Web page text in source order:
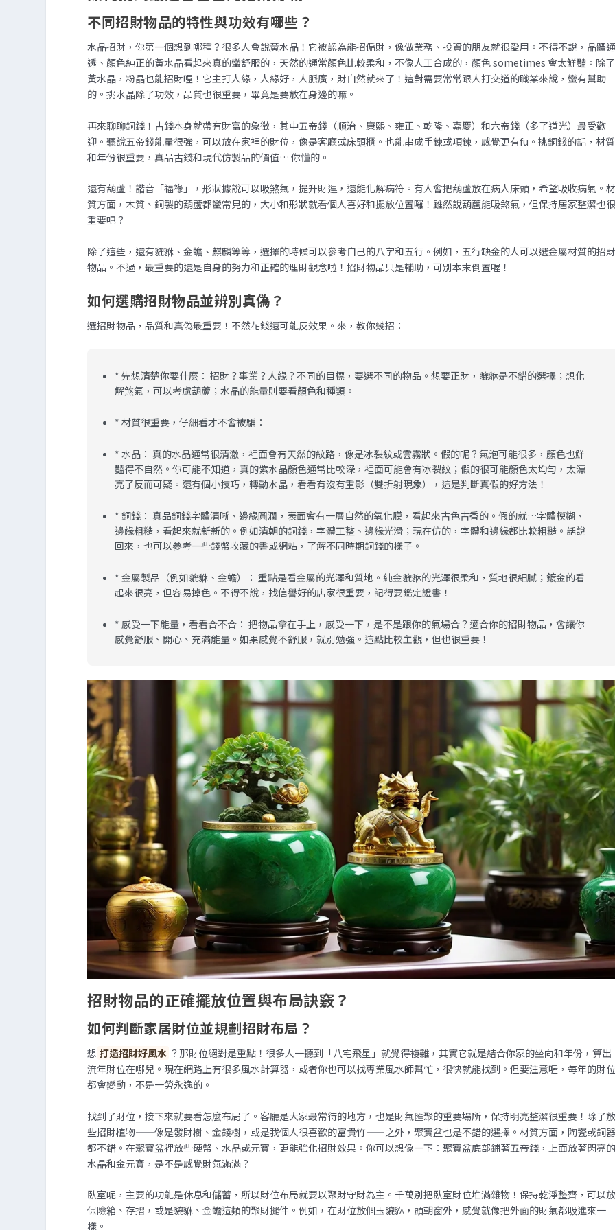
不同招財物品的特性與功效有哪些？
水晶招財，你第一個想到哪種？很多人會說黃水晶！它被認為能招偏財，像做業務、投資的朋友就很愛用。不得不說，晶體通
透、顏色純正的黃水晶看起來真的蠻舒服的，天然的通常顏色比較柔和，不像人工合成的，顏色 sometimes 會太鮮豔。除了
黃水晶，粉晶也能招財喔！它主打人緣，人緣好，人脈廣，財自然就來了！這對需要常常跟人打交道的職業來說，蠻有幫助
的。挑水晶除了功效，品質也很重要，畢竟是要放在身邊的嘛。
再來聊聊銅錢！古錢本身就帶有財富的象徵，其中五帝錢（順治、康熙、雍正、乾隆、嘉慶）和六帝錢（多了道光）最受歡
迎。聽說五帝錢能量很強，可以放在家裡的財位，像是客廳或床頭櫃。也能串成手鍊或項鍊，感覺更有fu。挑銅錢的話，材質
和年份很重要，真品古錢和現代仿製品的價值… 你懂的。
還有葫蘆！諧音「福祿」，形狀據說可以吸煞氣，提升財運，還能化解病符。有人會把葫蘆放在病人床頭，希望吸收病氣。材
質方面，木質、銅製的葫蘆都蠻常見的，大小和形狀就看個人喜好和擺放位置囉！雖然說葫蘆能吸煞氣，但保持居家整潔也很
重要吧？
除了這些，還有貔貅、金蟾、麒麟等等，選擇的時候可以參考自己的八字和五行。例如，五行缺金的人可以選金屬材質的招財
物品。不過，最重要的還是自身的努力和正確的理財觀念啦！招財物品只是輔助，可別本末倒置喔！
如何選購招財物品並辨別真偽？
選招財物品，品質和真偽最重要！不然花錢還可能反效果。來，教你幾招：
*先想清楚你要什麼： 招財？事業？人緣？不同的目標，要選不同的物品。想要正財，貔貅是不錯的選擇；想化
解煞氣，可以考慮葫蘆；水晶的能量則要看顏色和種類。
*材質很重要，仔細看才不會被騙：
*水晶： 真的水晶通常很清澈，裡面會有天然的紋路，像是冰裂紋或雲霧狀。假的呢？氣泡可能很多，顏色也鮮
豔得不自然。你可能不知道，真的紫水晶顏色通常比較深，裡面可能會有冰裂紋；假的很可能顏色太均勻，太漂
亮了反而可疑。還有個小技巧，轉動水晶，看看有沒有重影（雙折射現象），這是判斷真假的好方法！
*銅錢： 真品銅錢字體清晰、邊緣圓潤，表面會有一層自然的氧化膜，看起來古色古香的。假的就…字體模糊、
邊緣粗糙，看起來就新新的。例如清朝的銅錢，字體工整、邊緣光滑；現在仿的，字體和邊緣都比較粗糙。話說
回來，也可以參考一些錢幣收藏的書或網站，了解不同時期銅錢的樣子。
*金屬製品（例如貔貅、金蟾）： 重點是看金屬的光澤和質地。純金貔貅的光澤很柔和，質地很細膩；鍍金的看
起來很亮，但容易掉色。不得不說，找信譽好的店家很重要，記得要鑑定證書！
*感受一下能量，看看合不合： 把物品拿在手上，感受一下，是不是跟你的氣場合？適合你的招財物品，會讓你
感覺舒服、開心、充滿能量。如果感覺不舒服，就別勉強。這點比較主觀，但也很重要！
招財物品的正確擺放位置與布局訣竅？
如何判斷家居財位並規劃招財布局？
想 打造招財好風水 ？那財位絕對是重點！很多人一聽到「八宅飛星」就覺得複雜，其實它就是結合你家的坐向和年份，算出
流年財位在哪兒。現在網路上有很多風水計算器，或者你也可以找專業風水師幫忙，很快就能找到。但要注意喔，每年的財位
都會變動，不是一勞永逸的。
找到了財位，接下來就要看怎麼布局了。客廳是大家最常待的地方，也是財氣匯聚的重要場所，保持明亮整潔很重要！除了放
些招財植物——像是發財樹、金錢樹，或是我個人很喜歡的富貴竹——之外，聚寶盆也是不錯的選擇。材質方面，陶瓷或銅器
都不錯。在聚寶盆裡放些硬幣、水晶或元寶，更能強化招財效果。你可以想像一下：聚寶盆底部鋪著五帝錢，上面放著閃亮的
水晶和金元寶，是不是感覺財氣滿滿？
臥室呢，主要的功能是休息和儲蓄，所以財位布局就要以聚財守財為主。千萬別把臥室財位堆滿雜物！保持乾淨整齊，可以放
保險箱、存摺，或是貔貅、金蟾這類的聚財擺件。例如，在財位放個玉貔貅，頭朝窗外，感覺就像把外面的財氣都吸進來一
樣。